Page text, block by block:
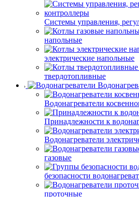
Системы управления,
напольные
электрические напольные
твердотопливные
Водонагреватели
Принадлежности к
Водонагреватели
газовые
безопасности
проточные